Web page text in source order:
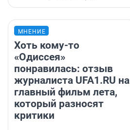
МНЕНИЕ
Хоть кому-то
«Одиссея»
понравилась: отзыв
журналиста UFA1.RU на
главный фильм лета,
который разносят
критики